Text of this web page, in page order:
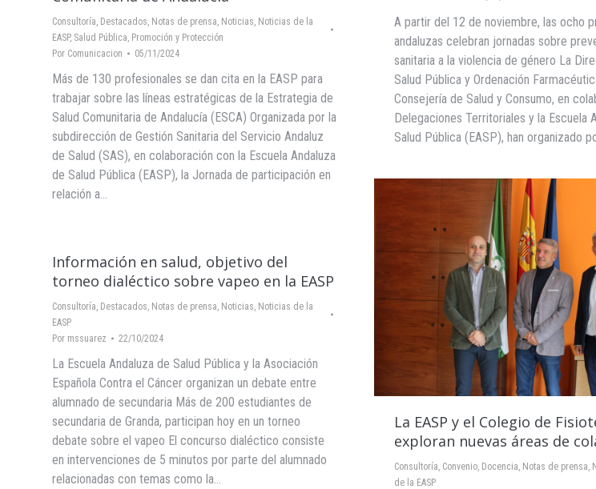
A partir del 12 de noviembre, las ocho
andaluzas celebran jornadas sobre
sanitaria a la violencia de género La
Salud Pública y Ordenación
Consejería de Salud y Consumo, en
Delegaciones Territoriales y la Escuela
Salud Pública (EASP), han organizado
Consultoría, Destacados, Notas de prensa, Noticias, Noticias de la
EASP, Salud Pública, Promoción y Protección
Por Comunicacion 05/11/2024
Más de 130 profesionales se dan cita en la EASP para
trabajar sobre las líneas estratégicas de la Estrategia de
Salud Comunitaria de Andalucía (ESCA) Organizada por la
subdirección de Gestión Sanitaria del Servicio Andaluz
de Salud (SAS), en colaboración con la Escuela Andaluza
de Salud Pública (EASP), la Jornada de participación en
relación a…
La EASP y el Colegio de
exploran nuevas áreas de
Consultoría Convenio Docencia Notas de prensa
de la EASP
Información en salud, objetivo del
torneo dialéctico sobre vapeo en la EASP
Consultoría, Destacados, Notas de prensa, Noticias, Noticias de la
EASP
Por mssuarez 22/10/2024
La Escuela Andaluza de Salud Pública y la Asociación
Española Contra el Cáncer organizan un debate entre
alumnado de secundaria Más de 200 estudiantes de
secundaria de Granda, participan hoy en un torneo
debate sobre el vapeo El concurso dialéctico consiste
en intervenciones de 5 minutos por parte del alumnado
relacionadas con temas como la…